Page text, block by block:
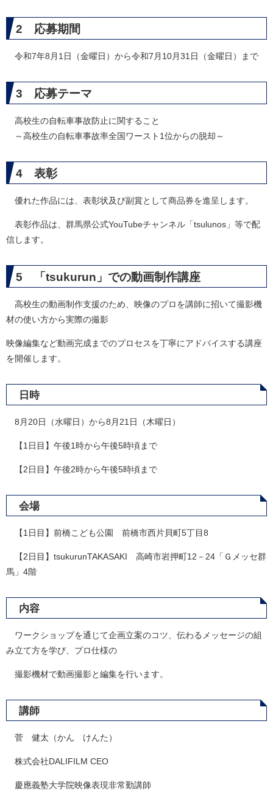
2 応募期間
令和7年8月1日（金曜日）から令和7月10月31日（金曜日）まで
3 応募テーマ
高校生の自転車事故防止に関すること
～高校生の自転車事故率全国ワースト1位からの脱却～
4 表彰
優れた作品には、表彰状及び副賞として商品券を進呈します。
表彰作品は、群馬県公式YouTubeチャンネル「tsulunos」等で配
信します。
5 「tsukurun」での動画制作講座
高校生の動画制作支援のため、映像のプロを講師に招いて撮影機
材の使い方から実際の撮影
映像編集など動画完成までのプロセスを丁寧にアドバイスする講座
を開催します。
日時
8月20日（水曜日）から8月21日（木曜日）
【1日目】午後1時から午後5時頃まで
【2日目】午後2時から午後5時頃まで
会場
【1日目】前橋こども公園 前橋市西片貝町5丁目8
【2日目】tsukurunTAKASAKI 高崎市岩押町12－24「Ｇメッセ群
馬」4階
内容
ワークショップを通じて企画立案のコツ、伝わるメッセージの組
み立て方を学び、プロ仕様の
撮影機材で動画撮影と編集を行います。
講師
菅 健太（かん けんた）
株式会社DALIFILM CEO
慶應義塾大学院映像表現非常勤講師